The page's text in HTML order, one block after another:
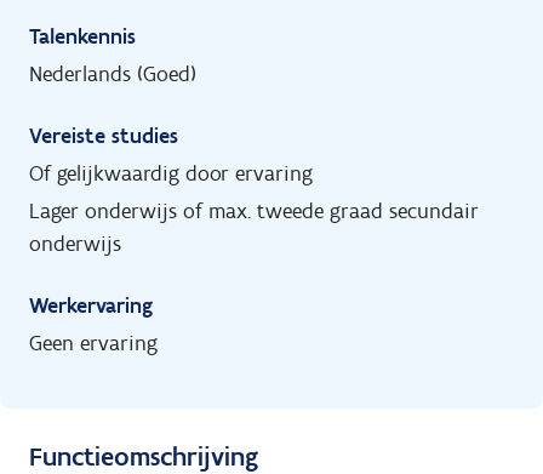
Talenkennis
Nederlands (Goed)
Vereiste studies
Of gelijkwaardig door ervaring
Lager onderwijs of max. tweede graad secundair
onderwijs
Werkervaring
Geen ervaring
Functieomschrijving